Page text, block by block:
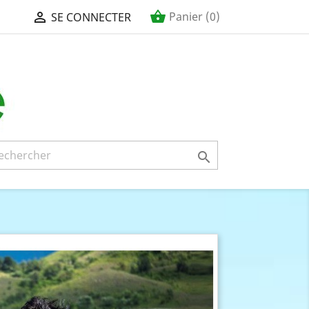
 SE CONNECTER shopping_basket Panier (0)
